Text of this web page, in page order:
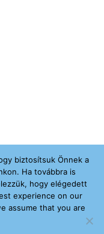
.
biztosítsuk Önnek a
Ha továbbra is
hogy elégedett
experience on our
assume that you are